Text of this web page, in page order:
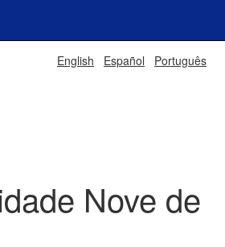
English Español Português
Nove de